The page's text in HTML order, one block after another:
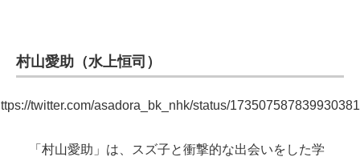
村山愛助（水上恒司）
twitter.com/asadora_bk_nhk/status/
「村山愛助」は、スズ子と衝撃的な出会いをした学